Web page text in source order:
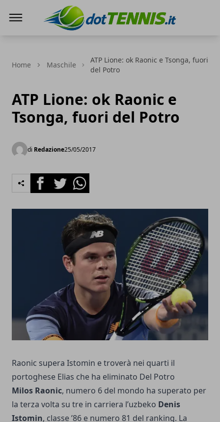
Home Maschile
ATP Lione: ok Raonic e Tsonga, fuori
del Potro
ATP Lione: ok Raonic e
Tsonga, fuori del Potro
di Redazione25/05/2017
FacebookTwitterWhatsapp
Raonic supera Istomin e troverà nei quarti il
portoghese Elias che ha eliminato Del Potro
Milos Raonic, numero 6 del mondo ha superato per
la terza volta su tre in carriera l’uzbeko Denis
Istomin, classe ’86 e numero 81 del ranking. La